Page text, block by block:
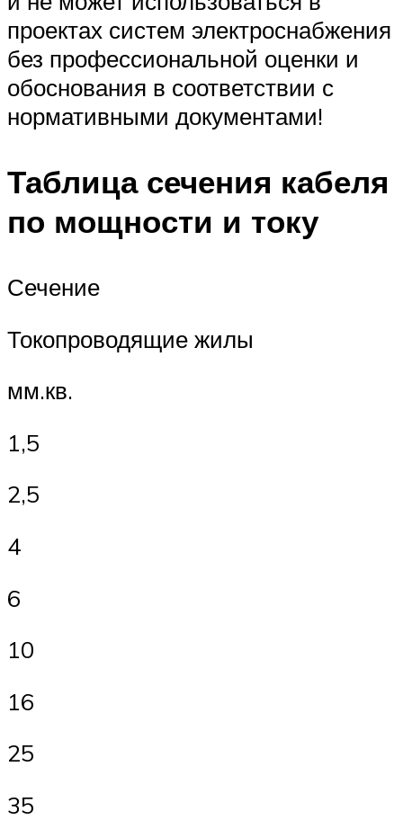
проектах систем электроснабжения
без профессиональной оценки и
обоснования в соответствии с
нормативными документами!
Таблица сечения кабеля
по мощности и току
Сечение
Токопроводящие жилы
мм.кв.
1,5
2,5
4
6
10
16
25
35